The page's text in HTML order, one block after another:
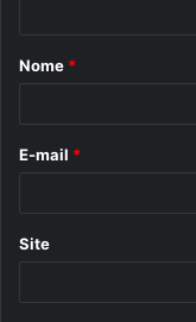
r
Nome *
E-mail *
Site